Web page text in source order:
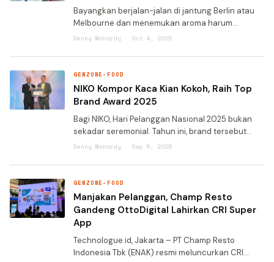
Bayangkan berjalan-jalan di jantung Berlin atau
Melbourne dan menemukan aroma harum
rendang yang baru saja matang, disajikan di
lagi sekadar impian, langk
Denny Mahardy · Oct 4, 2025
GENZONE-FOOD
NIKO Kompor Kaca Kian Kokoh, Raih Top
Brand Award 2025
Bagi NIKO, Hari Pelanggan Nasional 2025 bukan
sekadar seremonial. Tahun ini, brand tersebut
kembali meraih Top Brand Award untuk kategori
beruntun. Cap
Denny Mahardy · Sep 6, 2025
GENZONE-FOOD
Manjakan Pelanggan, Champ Resto
Gandeng OttoDigital Lahirkan CRI Super
App
Technologue.id, Jakarta – PT Champ Resto
Indonesia Tbk (ENAK) resmi meluncurkan CRI